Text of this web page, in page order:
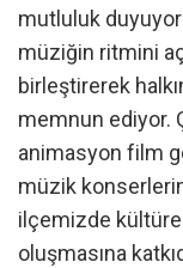
mutluluk
müziğin ritmini
birleştirerek
memnun ediyor.
animasyon film
müzik
ilçemizde
oluşmasına